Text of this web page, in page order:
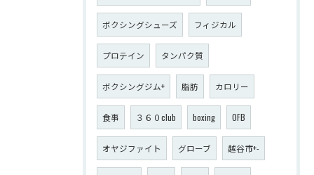
ボクシングシューズ フィジカル
プロテイン タンパク質
ボクシングジム+ 脂肪 カロリー
食事 ３６０club boxing OFB
オヤジファイト グローブ 越谷市+-